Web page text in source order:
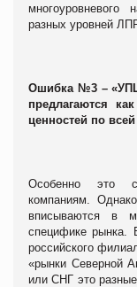
многоуровневого
разных уровней
Ошибка №3 –
предлагаются
ценностей по
Особенно это
компаниям.
вписываются в
специфике рынка.
российского
«рынки Северной
или СНГ это